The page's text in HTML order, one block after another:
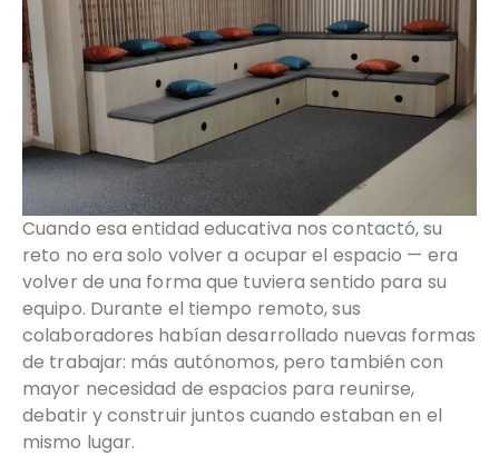
Cuando esa entidad educativa nos contactó, su
reto no era solo volver a ocupar el espacio — era
volver de una forma que tuviera sentido para su
equipo. Durante el tiempo remoto, sus
colaboradores habían desarrollado nuevas formas
de trabajar: más autónomos, pero también con
mayor necesidad de espacios para reunirse,
debatir y construir juntos cuando estaban en el
mismo lugar.